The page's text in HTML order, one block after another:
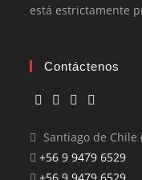
está estrictamente
Contáctenos
Santiago de Chile
+56 9 9479 6529